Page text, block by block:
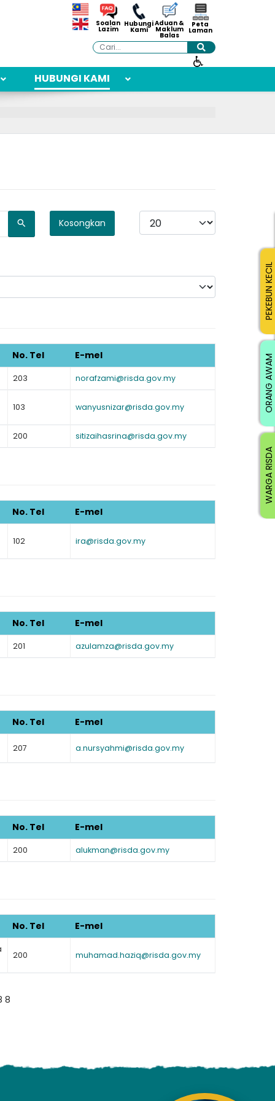
Soalan
Lazim
Hubungi
Kami
Aduan &
Maklum
Balas
Peta
Laman
Cari
HUBUNGI KAMI
Kosongkan
Papar #
No. Tel E-mel
203 norafzami@risda.gov.my
103 wanyusnizar@risda.gov.my
200 sitizaihasrina@risda.gov.my
No. Tel E-mel
102 ira@risda.gov.my
No. Tel E-mel
201 azulamza@risda.gov.my
No. Tel E-mel
207 a.nursyahmi@risda.gov.my
No. Tel E-mel
200 alukman@risda.gov.my
No. Tel E-mel
200 muhamad.haziq@risda.gov.my
8
WARGA RISDA
ORANG AWAM
PEKEBUN KECIL